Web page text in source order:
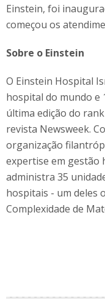
Einstein, foi
começou os
Sobre o Einstein
O Einstein Hospital
hospital do mundo e
última edição do
revista Newsweek.
organização
expertise em gestão
administra 35
hospitais - um deles
Complexidade de